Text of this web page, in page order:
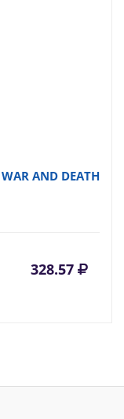
AND DEATH
328.57